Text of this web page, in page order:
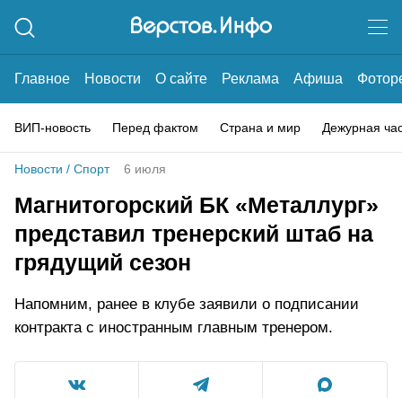
Главное Новости О сайте Реклама Афиша
ВИП-новость Перед фактом Страна и мир Дежурная
Новости / Спорт 6 июля
Магнитогорский БК «Металлург»
представил тренерский штаб на
грядущий сезон
Напомним, ранее в клубе заявили о подписании
контракта с иностранным главным тренером.